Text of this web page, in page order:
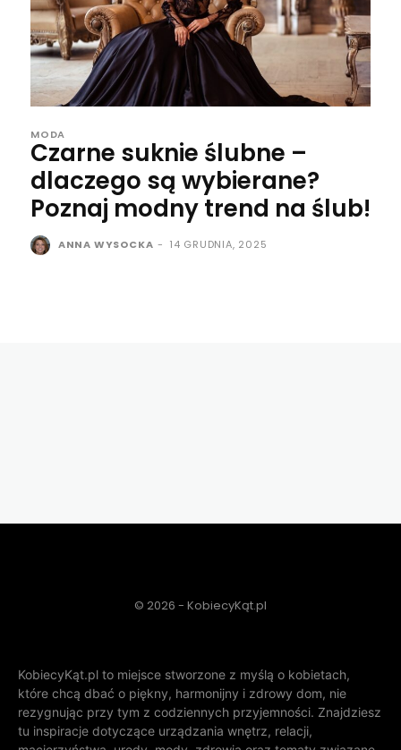
MODA
Czarne suknie ślubne –
dlaczego są wybierane?
Poznaj modny trend na ślub!
ANNA WYSOCKA - 14 GRUDNIA, 2025
© 2026 - KobiecyKąt.pl
KobiecyKąt.pl to miejsce stworzone z myślą o kobietach,
które chcą dbać o piękny, harmonijny i zdrowy dom, nie
rezygnując przy tym z codziennych przyjemności. Znajdziesz
tu inspiracje dotyczące urządzania wnętrz, relacji,